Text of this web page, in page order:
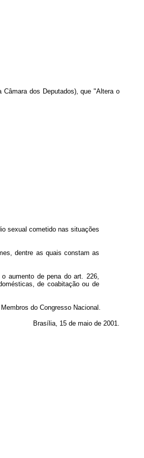
Câmara dos Deputados), que "Altera o
sexual cometido nas situações
dentre as quais constam as
aumento de pena do art. 226,
de coabitação ou de
do Congresso Nacional.
Brasília, 15 de maio de 2001.